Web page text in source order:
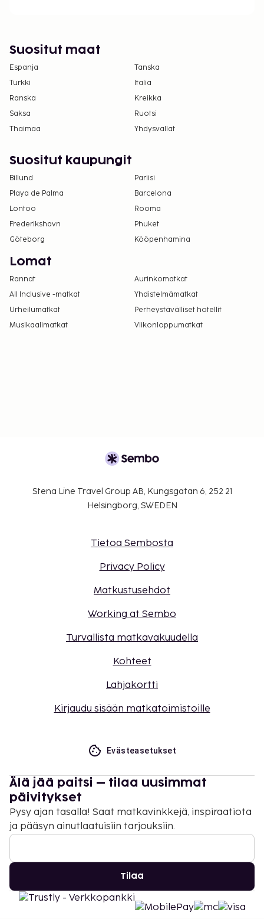
Suositut maat
Espanja
Tanska
Turkki
Italia
Ranska
Kreikka
Saksa
Ruotsi
Thaimaa
Yhdysvallat
Suositut kaupungit
Billund
Pariisi
Playa de Palma
Barcelona
Lontoo
Rooma
Frederikshavn
Phuket
Göteborg
Kööpenhamina
Lomat
Rannat
Aurinkomatkat
All Inclusive -matkat
Yhdistelmämatkat
Urheilumatkat
Perheystävälliset hotellit
Musikaalimatkat
Viikonloppumatkat
Stena Line Travel Group AB, Kungsgatan 6, 252 21
Helsingborg, SWEDEN
Tietoa Sembosta
Privacy Policy
Matkustusehdot
Working at Sembo
Turvallista matkavakuudella
Kohteet
Lahjakortti
Kirjaudu sisään matkatoimistoille
Evästeasetukset
Älä jää paitsi – tilaa uusimmat
päivitykset
Pysy ajan tasalla! Saat matkavinkkejä, inspiraatiota
ja pääsyn ainutlaatuisiin tarjouksiin.
Tilaa